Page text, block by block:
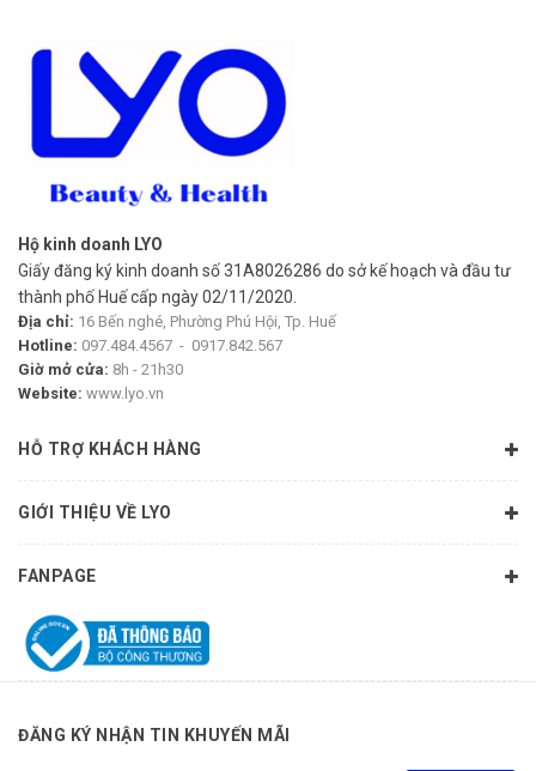
Hộ kinh doanh LYO
Giấy đăng ký kinh doanh số 31A8026286 do sở kế hoạch và đầu tư
thành phố Huế cấp ngày 02/11/2020.
Địa chỉ: 16 Bến nghé, Phường Phú Hội, Tp. Huế
Hotline: 097.484.4567 - 0917.842.567
Giờ mở cửa: 8h - 21h30
Website: www.lyo.vn
HỖ TRỢ KHÁCH HÀNG
GIỚI THIỆU VỀ LYO
FANPAGE
ĐĂNG KÝ NHẬN TIN KHUYẾN MÃI